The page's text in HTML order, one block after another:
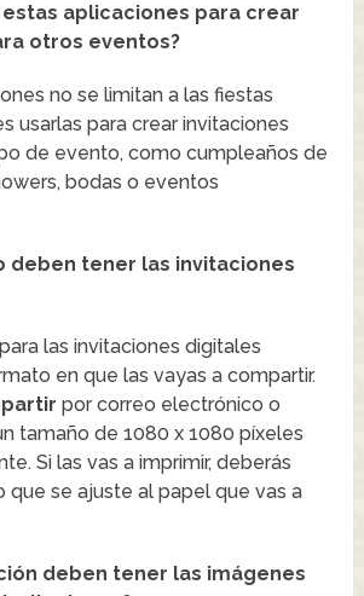
estas aplicaciones para crear
otros eventos?
no se limitan a las fiestas
usarlas para crear invitaciones
de evento, como cumpleaños de
bodas o eventos
deben tener las invitaciones
las invitaciones digitales
en que las vayas a compartir.
por correo electrónico o
tamaño de 1080 x 1080 píxeles
Si las vas a imprimir, deberás
que se ajuste al papel que vas a
deben tener las imágenes